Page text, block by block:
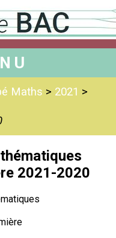
Maths > 2021 >
2021-2020